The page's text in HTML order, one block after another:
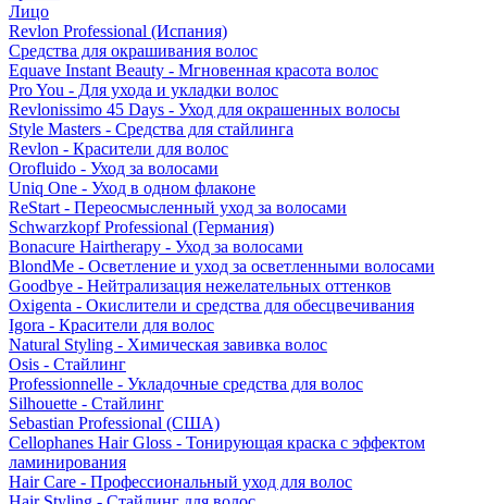
Лицо
Revlon Professional (Испания)
Средства для окрашивания волос
Equave Instant Beauty - Мгновенная красота волос
Pro You - Для ухода и укладки волос
Revlonissimo 45 Days - Уход для окрашенных волосы
Style Masters - Средства для стайлинга
Revlon - Красители для волос
Orofluido - Уход за волосами
Uniq One - Уход в одном флаконе
ReStart - Переосмысленный уход за волосами
Schwarzkopf Professional (Германия)
Bonacure Hairtherapy - Уход за волосами
BlondMe - Осветление и уход за осветленными волосами
Goodbye - Нейтрализация нежелательных оттенков
Oxigenta - Окислители и средства для обесцвечивания
Igora - Красители для волос
Natural Styling - Химическая завивка волос
Osis - Стайлинг
Professionnelle - Укладочные средства для волос
Silhouette - Стайлинг
Sebastian Professional (США)
Cellophanes Hair Gloss - Тонирующая краска с эффектом
ламинирования
Hair Care - Профессиональный уход для волос